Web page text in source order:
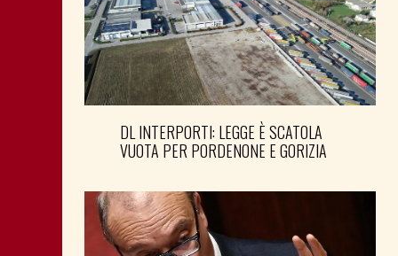
DL INTERPORTI: LEGGE È SCATOLA
VUOTA PER PORDENONE E GORIZIA